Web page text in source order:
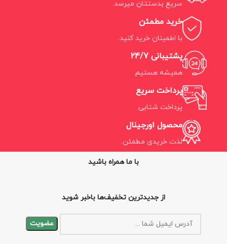
سریع بدستتان میرسد.
خرید مطمئن
با اطمینان خرید کنید.
پشتیبانی 24/7
همیشه هستیم.
پرداخت سریع
پرداخت شتابی.
محصول اورجینال
لذت خریدی مطمئن.
با ما همراه باشید
از جدیدترین تخفیف‌ها باخبر شوید